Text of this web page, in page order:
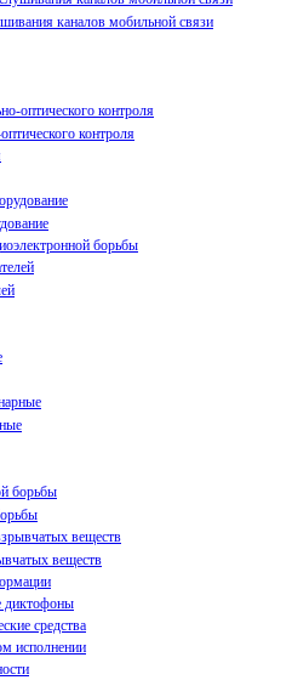
каналов мобильной связи
контроля
борьбы
веществ
диктофоны
средства
исполнении